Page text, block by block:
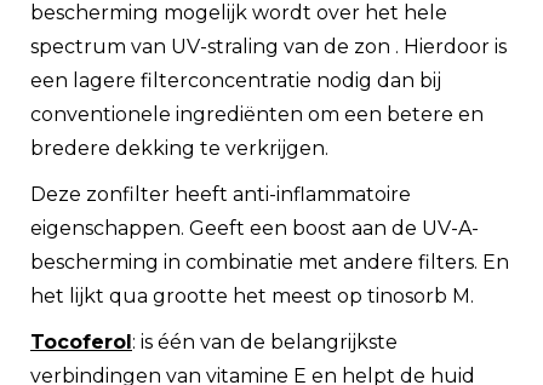
bescherming mogelijk wordt over het hele
spectrum van UV-straling van de zon . Hierdoor is
een lagere filterconcentratie nodig dan bij
conventionele ingrediënten om een ​​betere en
bredere dekking te verkrijgen.
Deze zonfilter heeft anti-inflammatoire
eigenschappen. Geeft een boost aan de UV-A-
bescherming in combinatie met andere filters. En
het lijkt qua grootte het meest op tinosorb M.
Tocoferol: is één van de belangrijkste
verbindingen van vitamine E en helpt de huid